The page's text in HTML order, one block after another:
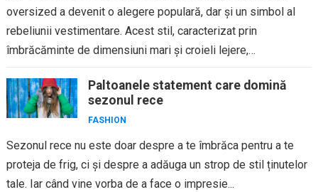
oversized a devenit o alegere populară, dar și un simbol al
rebeliunii vestimentare. Acest stil, caracterizat prin
îmbrăcăminte de dimensiuni mari și croieli lejere,
Paltoanele statement care domină
sezonul rece
FASHION
Sezonul rece nu este doar despre a te îmbrăca pentru a te
proteja de frig, ci și despre a adăuga un strop de stil ținutelor
tale. Iar când vine vorba de a face o impresie...